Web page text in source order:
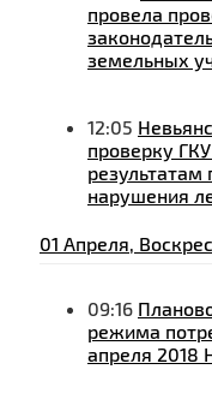
провела
земельных
12:05
проверку
нарушения
01 Апреля,
09:16
режима
апреля 2018